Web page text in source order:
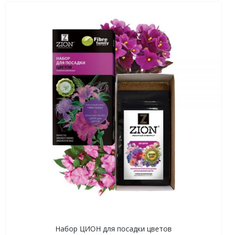
Набор ЦИОН для посадки цветов